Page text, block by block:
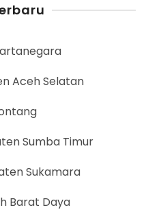
Aceh Selatan
Sumba Timur
Sukamara
Barat Daya